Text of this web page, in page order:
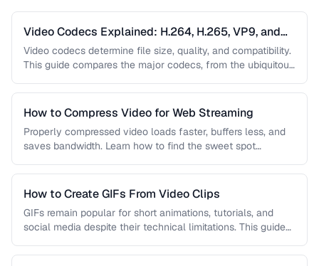
Video Codecs Explained: H.264, H.265, VP9, and
AV1
Video codecs determine file size, quality, and compatibility.
This guide compares the major codecs, from the ubiquitous
How to Compress Video for Web Streaming
Properly compressed video loads faster, buffers less, and
saves bandwidth. Learn how to find the sweet spot
How to Create GIFs From Video Clips
GIFs remain popular for short animations, tutorials, and
social media despite their technical limitations. This guide